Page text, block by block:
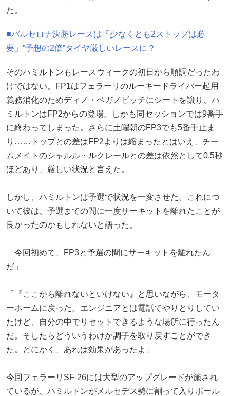
た。
■バルセロナ決勝レースは「少なくとも2ストップは必
要」”予想の2倍”タイヤ厳しいレースに？
そのハミルトンもレースウィークの初日から順調だったわ
けではない。FP1はフェラーリのルーキードライバー起用
義務消化のためディノ・ベガノビッチにシートを譲り、ハ
ミルトンはFP2からの登場。しかも同セッションでは9番手
に終わってしまった。さらに土曜朝のFP3でも5番手止ま
り……トップとの差はFP2よりは縮まったとはいえ、チー
ムメイトのシャルル・ルクレールとの差は依然として0.5秒
ほどあり、厳しい状況と言えた。
しかし、ハミルトンは予選で状況を一変させた。これにつ
いて彼は、予選までの間に一度サーキットを離れたことが
良かったのかもしれないと語った。
「今回初めて、FP3と予選の間にサーキットを離れたん
だ」
「『ここから離れないといけない』と思いながら、モータ
ーホームに戻った。エンジニアとは電話でやりとりしてい
たけど、自分の中でリセットできるような場所に行ったん
だ。そしたらどういうわけか調子を取り戻すことができ
た。とにかく、あれは効果があったよ」
今回フェラーリSF-26には大型のアップグレードが施され
ているが、ハミルトンがメルセデス勢に割って入りポール